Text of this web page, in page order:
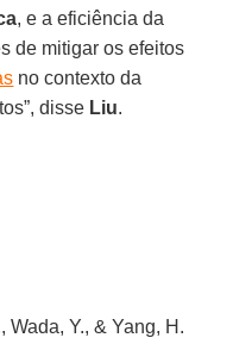
, e a eficiência da
de mitigar os efeitos
no contexto da
disse Liu.
Wada, Y., & Yang, H.